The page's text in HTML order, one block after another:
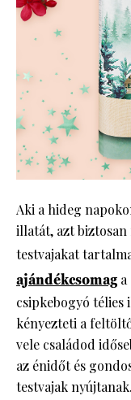
Aki a hideg
illatát, azt biztosan
testvajakat
ajándékcsomag
csipkebogyó télies
kényezteti a
vele családod
az énidőt és
testvajak nyújtanak.